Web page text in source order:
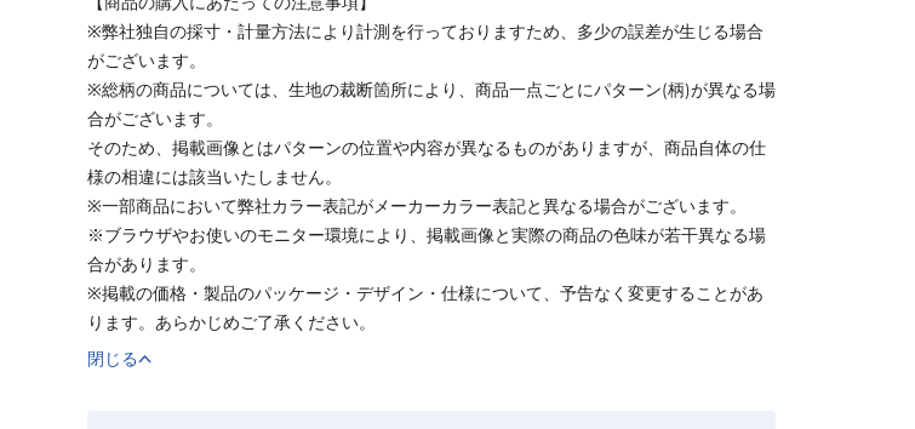
※弊社独自の採寸・計量方法により計測を行っておりますため、多少の誤差が生じる場合
がございます。
※総柄の商品については、生地の裁断箇所により、商品一点ごとにパターン(柄)が異なる場
合がございます。
そのため、掲載画像とはパターンの位置や内容が異なるものがありますが、商品自体の仕
様の相違には該当いたしません。
※一部商品において弊社カラー表記がメーカーカラー表記と異なる場合がございます。
※ブラウザやお使いのモニター環境により、掲載画像と実際の商品の色味が若干異なる場
合があります。
※掲載の価格・製品のパッケージ・デザイン・仕様について、予告なく変更することがあ
ります。あらかじめご了承ください。
閉じる